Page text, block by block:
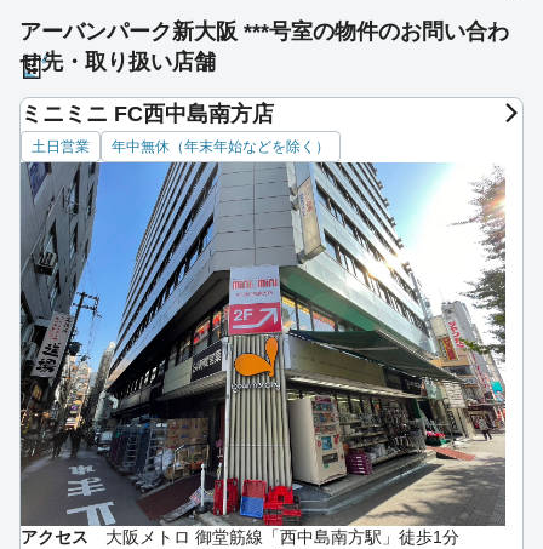
アーバンパーク新大阪 ***号室の物件のお問い合わ
せ先・取り扱い店舗
ミニミニ FC西中島南方店
土日営業 年中無休（年末年始などを除く）
アクセス
大阪メトロ 御堂筋線「西中島南方駅」徒歩1分